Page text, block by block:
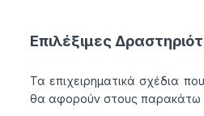
Επιλέξιμες
Τα επιχειρηματικά σχέδια
θα αφορούν στους παρακάτω